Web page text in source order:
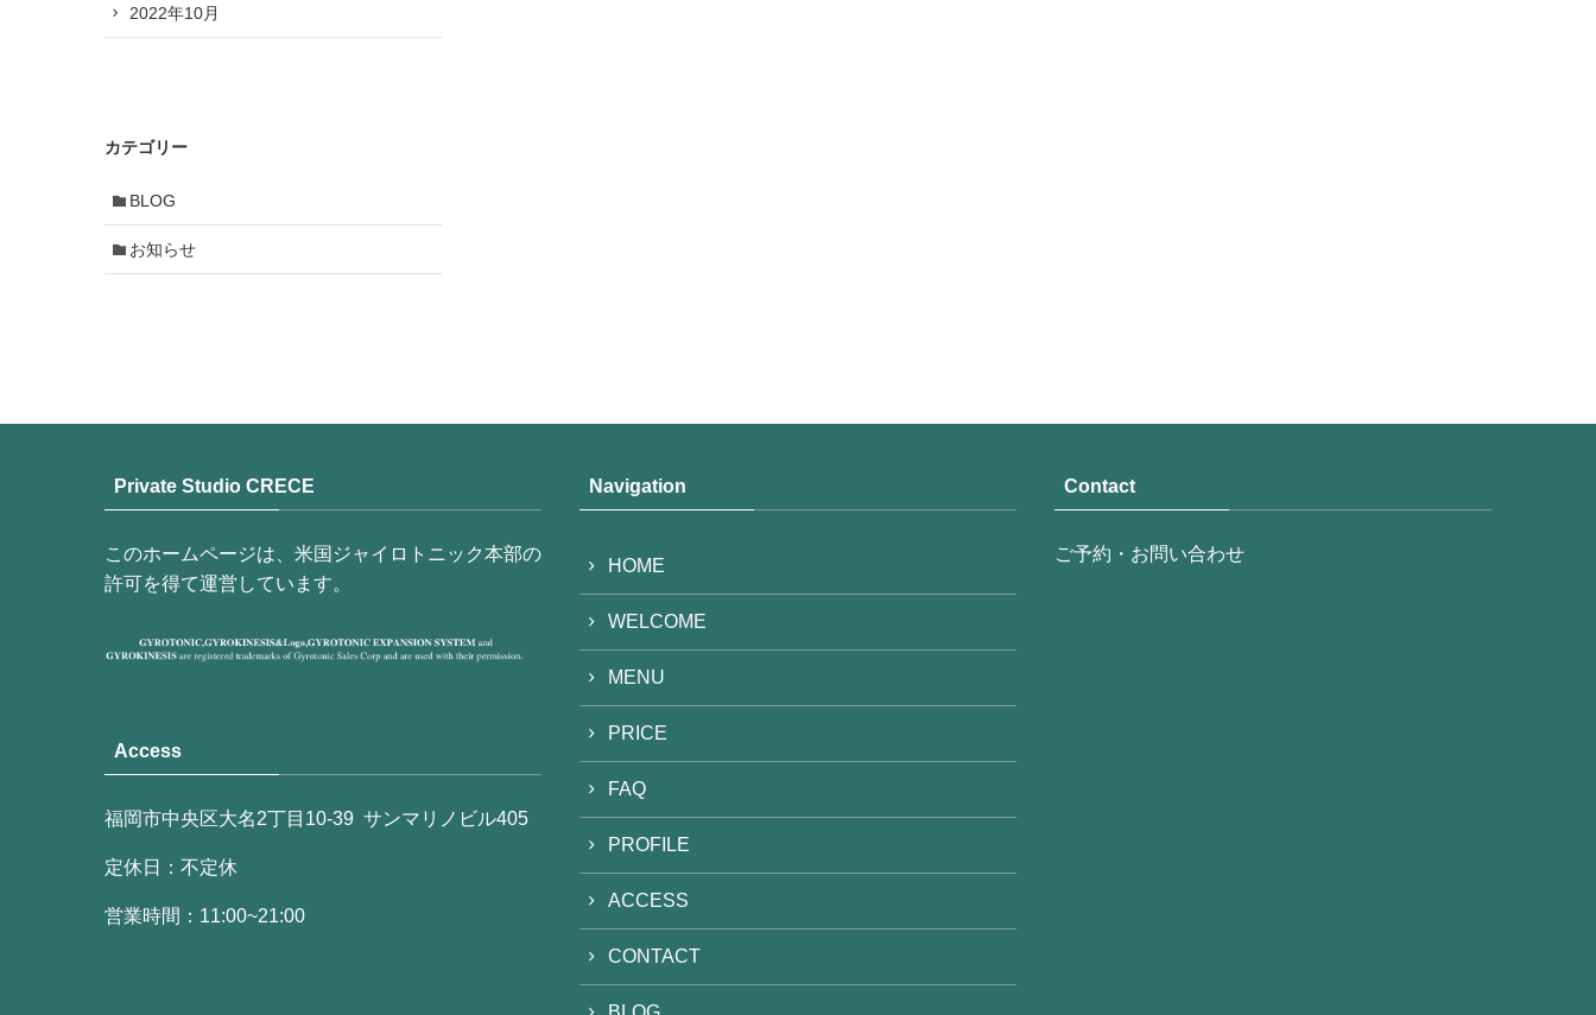
2022年10月
カテゴリー
BLOG
お知らせ
Private Studio CRECE
このホームページは、米国ジャイロトニック本部の
許可を得て運営しています。
Access
福岡市中央区大名2丁目10-39 サンマリノビル405
定休日：不定休
営業時間：11:00~21:00
Navigation
HOME
WELCOME
MENU
PRICE
FAQ
PROFILE
ACCESS
CONTACT
Contact
ご予約・お問い合わせ